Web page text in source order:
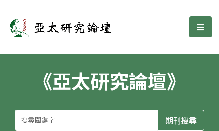
亞太研究論壇 選
《亞太研究論壇》